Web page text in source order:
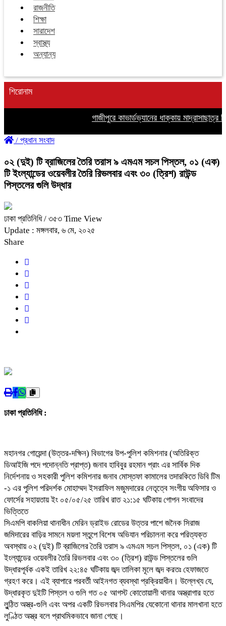
রাজনীতি
শিক্ষা
সারাদেশ
স্বাস্থ্য
অন্যান্য
শিরোনাম
গাজীপুরে কাভার্ডভ্যানের ধাক্কায় মাদ্রাসাছাত্র
/ প্রধান সংবাদ
০২ (দুই) টি ব্রাজিলের তৈরি তরাস ৯ এমএম সচল পিস্তল, ০১ (এক)
টি ইংল্যান্ডের ওয়েবলীর তৈরি রিভলবার এবং ৩০ (ত্রিশ) রাউন্ড
পিস্তলের গুলি উদ্ধার
ঢাকা প্রতিনিধি/ ৩৫৩ Time View
Update : মঙ্গলবার, ৬ মে, ২০২৫
Share
ঢাকা প্রতিনিধি :
মহানগর গোয়েন্দা (উত্তর-দক্ষিন) বিভাগের উপ-পুলিশ কমিশনার (অতিরিক্ত
ডিআইজি পদে পদোন্নতি প্রাপ্ত) জনাব হাবিবুর রহমান প্রাং এর সার্বিক দিক
নির্দেশনায় ও সহকারী পুলিশ কমিশনার জনাব মোস্তফা কামালের তদারকিতে ডিবি টিম
-১ এর পুলিশ পরিদর্শক মোহাম্মদ ইসরাফিল মজুমদারের নেতৃত্বে সংগীয় অফিসার ও
ফোর্সের সহায়তায় ইং ০৫/০৫/২৫ তারিখ রাত ২১:১৫ ঘটিকায় গোপন সংবাদের
ভিত্তিতে
সিএমপি বাকলিয়া থানাধীন মেরিন ড্রাইভ রোডের উত্তর পাশে জনৈক সিরাজ
জমিদারের বাড়ির সামনে ময়লা স্তুপে বিশেষ অভিযান পরিচালনা করে পরিত্যক্ত
অবস্থায় ০২ (দুই) টি ব্রাজিলের তৈরি তরাস ৯ এমএম সচল পিস্তল, ০১ (এক) টি
ইংল্যান্ডের ওয়েবলীর তৈরি রিভলবার এবং ৩০ (ত্রিশ) রাউন্ড পিস্তলের গুলি
উদ্ধারপূর্বক একই তারিখ ২২:৪৫ ঘটিকায় জব্দ তালিকা মূলে জব্দ করতঃ হেফাজতে
গ্রহণ করে। এই ব্যাপারে পরবর্তী আইনগত ব্যবস্থা প্রক্রিয়াধীন। উল্লেখ্য যে,
উদ্ধারকৃত দুইটি পিস্তল ও গুলি গত ০৫ আগস্ট কোতোয়ালী থানার অস্ত্রাগার হতে
লুন্ঠিত অস্ত্র-গুলি এবং অপর একটি রিভলবার সিএমপির যেকোনো থানার মালখানা হতে
লুণ্ঠিত অস্ত্র বলে প্রাথমিকভাবে জানা গেছে।